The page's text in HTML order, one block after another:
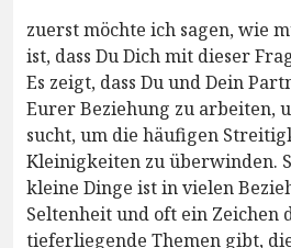
zuerst möchte ich sagen, wie
ist, dass Du Dich mit dieser
Es zeigt, dass Du und Dein
Eurer Beziehung zu arbeiten,
sucht, um die häufigen
Kleinigkeiten zu überwinden.
kleine Dinge ist in vielen
Seltenheit und oft ein Zeichen
tieferliegende Themen gibt,